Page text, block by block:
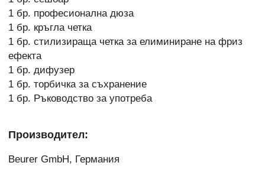
1 бр. професионална дюза
1 бр. кръгла четка
1 бр. стилизираща четка за елиминиране на фриз
ефекта
1 бр. дифузер
1 бр. торбичка за съхранение
1 бр. Ръководство за употреба
Производител:
Beurer GmbH, Германия